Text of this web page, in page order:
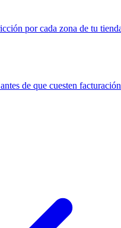
por cada zona de tu
de que cuesten